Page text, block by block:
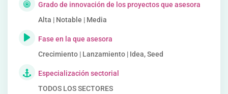
Grado de innovación de los proyectos que asesora
Alta | Notable | Media
Fase en la que asesora
Crecimiento | Lanzamiento | Idea, Seed
Especialización sectorial
TODOS LOS SECTORES